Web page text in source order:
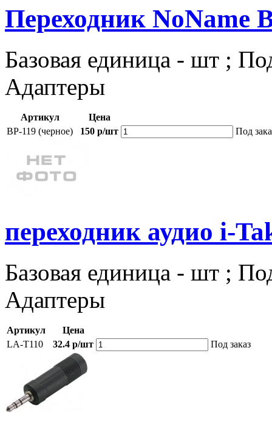
Переходник NoName
Базовая единица - шт ;
Адаптеры
Артикул
Цена
BP-119 (черное)
150 р/шт Под
переходник аудио i-
Базовая единица - шт ;
Адаптеры
Артикул
Цена
LA-T110
32.4 р/шт Под заказ